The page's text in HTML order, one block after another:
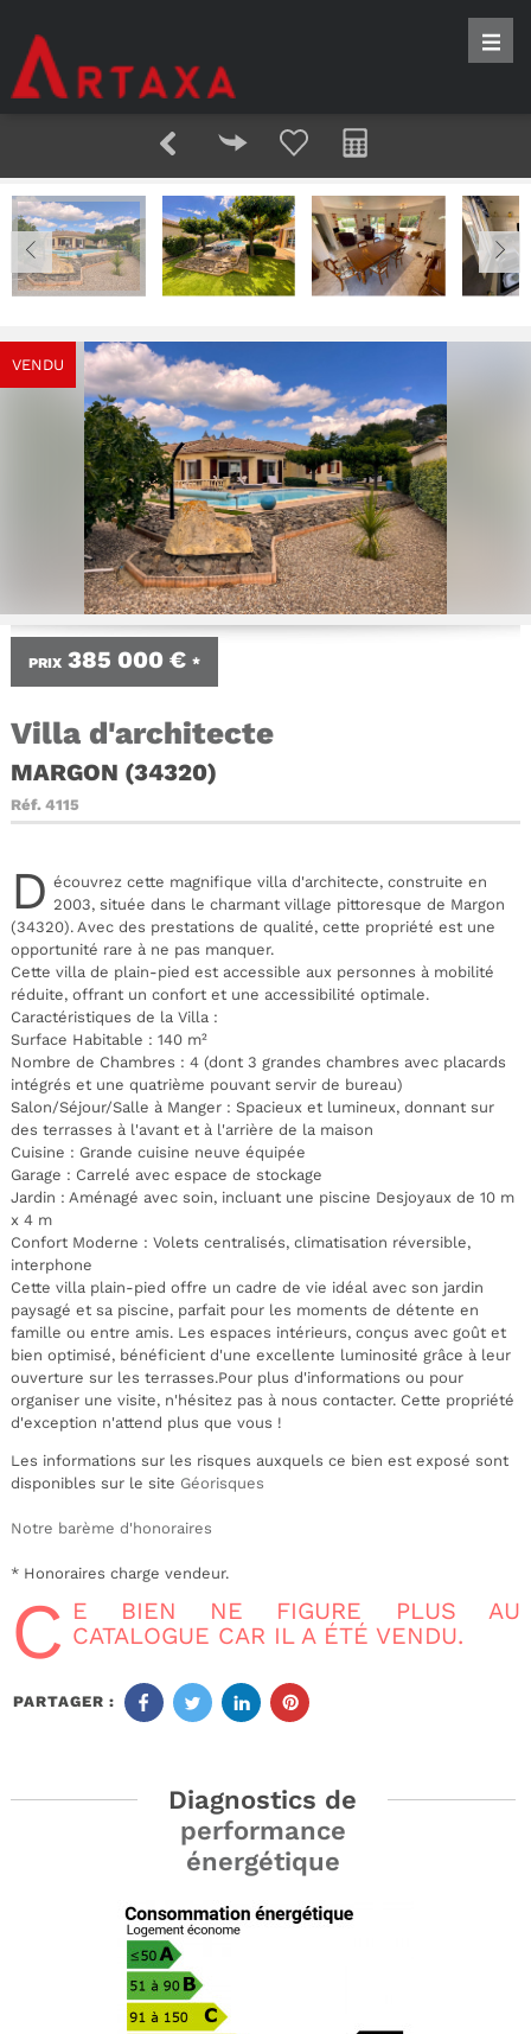
VENDU
PRIX385 000 € *
Villa d'architecte
MARGON (34320)
Réf. 4115
D écouvrez cette magnifique villa d'architecte, construite en
2003, située dans le charmant village pittoresque de Margon
(34320). Avec des prestations de qualité, cette propriété est une
opportunité rare à ne pas manquer.
Cette villa de plain-pied est accessible aux personnes à mobilité
réduite, offrant un confort et une accessibilité optimale.
Caractéristiques de la Villa :
Surface Habitable : 140 m²
Nombre de Chambres : 4 (dont 3 grandes chambres avec placards
intégrés et une quatrième pouvant servir de bureau)
Salon/Séjour/Salle à Manger : Spacieux et lumineux, donnant sur
des terrasses à l'avant et à l'arrière de la maison
Cuisine : Grande cuisine neuve équipée
Garage : Carrelé avec espace de stockage
Jardin : Aménagé avec soin, incluant une piscine Desjoyaux de 10 m
x 4 m
Confort Moderne : Volets centralisés, climatisation réversible,
interphone
Cette villa plain-pied offre un cadre de vie idéal avec son jardin
paysagé et sa piscine, parfait pour les moments de détente en
famille ou entre amis. Les espaces intérieurs, conçus avec goût et
bien optimisé, bénéficient d'une excellente luminosité grâce à leur
ouverture sur les terrasses.Pour plus d'informations ou pour
organiser une visite, n'hésitez pas à nous contacter. Cette propriété
d'exception n'attend plus que vous !
Les informations sur les risques auxquels ce bien est exposé sont
disponibles sur le site Géorisques
Notre barème d'honoraires
* Honoraires charge vendeur.
C E BIEN NE FIGURE PLUS AU
CATALOGUE CAR IL A ÉTÉ VENDU.
PARTAGER :
Diagnostics de
performance
énergétique